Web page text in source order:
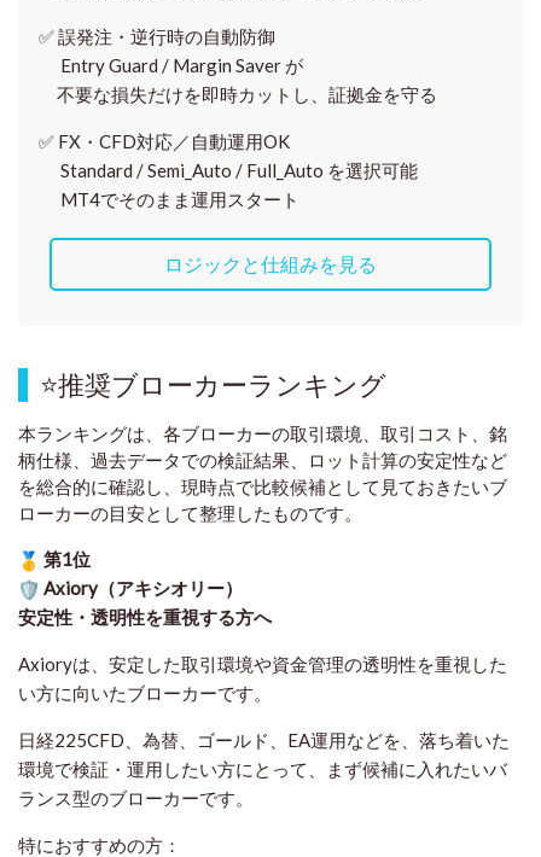
✅誤発注・逆行時の自動防御
Entry Guard / Margin Saver が
不要な損失だけを即時カットし、証拠金を守る
✅ FX・CFD対応／自動運用OK
Standard / Semi_Auto / Full_Auto を選択可能
MT4でそのまま運用スタート
ロジックと仕組みを見る
⭐推奨ブローカーランキング
本ランキングは、各ブローカーの取引環境、取引コスト、銘
柄仕様、過去データでの検証結果、ロット計算の安定性など
を総合的に確認し、現時点で比較候補として見ておきたいブ
ローカーの目安として整理したものです。
第1位
Axiory（アキシオリー）
安定性・透明性を重視する方へ
Axioryは、安定した取引環境や資金管理の透明性を重視した
い方に向いたブローカーです。
日経225CFD、為替、ゴールド、EA運用などを、落ち着いた
環境で検証・運用したい方にとって、まず候補に入れたいバ
ランス型のブローカーです。
特におすすめの方：